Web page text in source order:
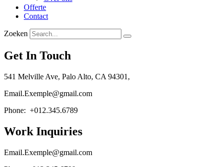
Offerte
Contact
Zoeken
Get In Touch
541 Melville Ave, Palo Alto, CA 94301,
Email.Exemple@gmail.com
Phone: +012.345.6789
Work Inquiries
Email.Exemple@gmail.com